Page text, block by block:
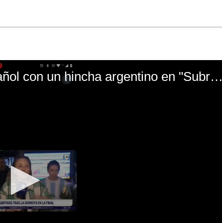
El mal momento de Yanina Gasañol con un hincha argentino en "Subrayado"